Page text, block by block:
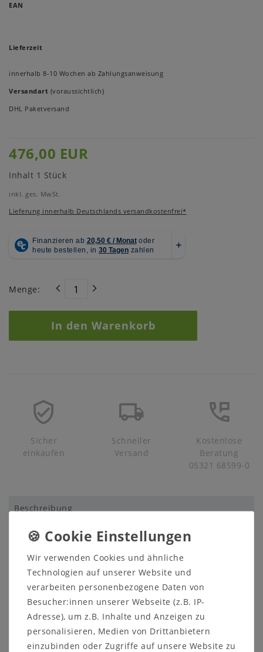
EAN
Lieferzeit
innerhalb 8-10 Wochen ab Zahlungsanweisung
Versandart (voraussichtlich)
DHL Paketversand
476,00 EUR
Inhalt 1 Stück
inkl. ges. MwSt.
Lieferung innerhalb Deutschlands versandkostenfrei*
Menge:
In den Warenkorb
Sicher
einkaufen
Schneller
Versand
Kostenlose
Beratung
05321 68599-0
Beschreibung
Prospekte
Produktsicherheit
Produktbewertung
Massivholz Nachtkommode
Wir verwenden Cookies und ähnliche
Technologien auf unserer Website und
verarbeiten personenbezogene Daten von
Besucher:innen unserer Webseite (z.B. IP-
Adresse), um z.B. Inhalte und Anzeigen zu
personalisieren, Medien von Drittanbietern
einzubinden oder Zugriffe auf unsere Website zu